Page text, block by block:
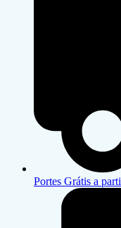
Portes Grátis a